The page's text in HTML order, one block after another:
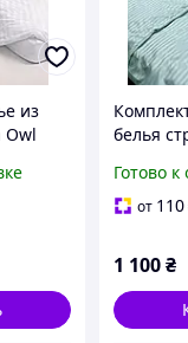
из
Owl
белья
Готово к
от 110
1 100₴